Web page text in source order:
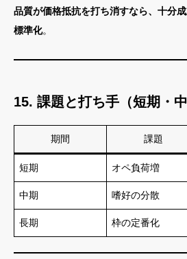
品質が価格抵抗を打ち消すなら、十分
標準化。
15. 課題と打ち手（短期・中
期間 課題
短期 オペ負荷増
中期 嗜好の分散
長期 枠の定番化